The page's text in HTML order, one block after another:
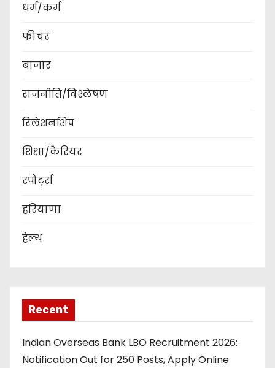
धर्म/कर्म
फीचर
बाजार
राजनीति/विश्लेषण
रिलेशनशिप
शिक्षा/कैरियर
स्पोर्ट्स
हरियाणा
हेल्थ
Recent
Indian Overseas Bank LBO Recruitment 2026:
Notification Out for 250 Posts, Apply Online